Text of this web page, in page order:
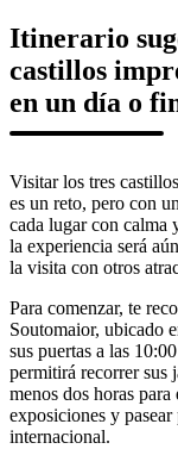
Itinerario
castillos
en un día o
Visitar los tres
es un reto, pero con
cada lugar con calma
la experiencia será
la visita con otros
Para comenzar, te
Soutomaior, ubicado
sus puertas a las
permitirá recorrer sus
menos dos horas
exposiciones y
internacional.